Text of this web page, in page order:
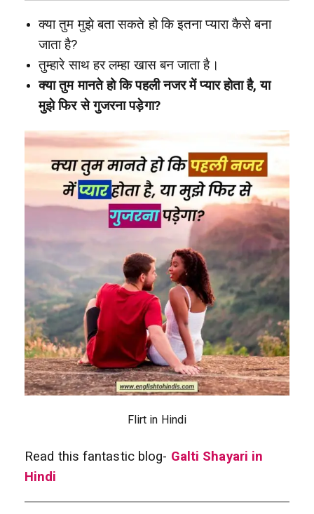
क्या तुम मुझे बता सकते हो कि इतना प्यारा कैसे बना
जाता है?
तुम्हारे साथ हर लम्हा खास बन जाता है।
क्या तुम मानते हो कि पहली नजर में प्यार होता है, या
मुझे फिर से गुजरना पड़ेगा?
Flirt in Hindi
Read this fantastic blog- Galti Shayari in
Hindi